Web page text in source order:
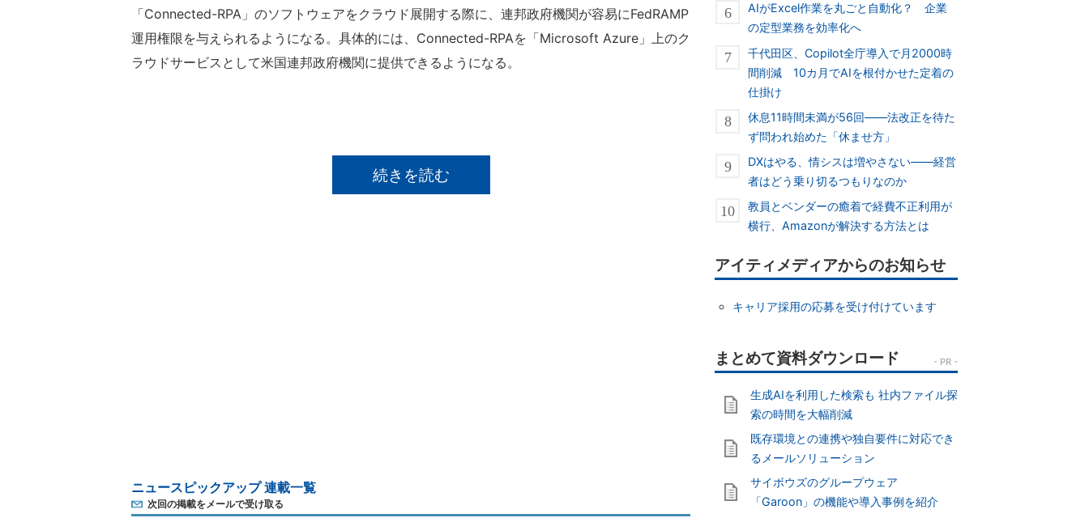
「Connected-RPA」のソフトウェアをクラウド展開する際に、連邦政府機関が容易にFedRAMP
運用権限を与えられるようになる。具体的には、Connected-RPAを「Microsoft Azure」上のク
ラウドサービスとして米国連邦政府機関に提供できるようになる。
続きを読む
ニュースピックアップ 連載一覧
次回の掲載をメールで受け取る
AIがExcel作業を丸ごと自動化？ 企業
の定型業務を効率化へ
千代田区、Copilot全庁導入で月2000時
間削減 10カ月でAIを根付かせた定着の
仕掛け
休息11時間未満が56回――法改正を待た
ず問われ始めた「休ませ方」
DXはやる、情シスは増やさない――経営
者はどう乗り切るつもりなのか
教員とベンダーの癒着で経費不正利用が
横行、Amazonが解決する方法とは
アイティメディアからのお知らせ
キャリア採用の応募を受け付けています
生成AIを利用した検索も 社内ファイル探
索の時間を大幅削減
既存環境との連携や独自要件に対応でき
るメールソリューション
サイボウズのグループウェア
「Garoon」の機能や導入事例を紹介